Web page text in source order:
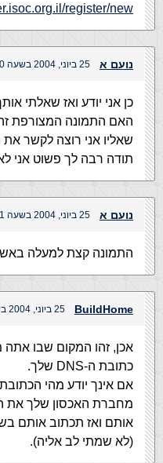
register/new
נועם א 25 ביוני, 2004 בשעה 1:50 pm
כן אני יודע ואז שאלתי
האם התמונה המצורפת
שאליו אני רוצה לקשר
תודה רבה לך פשוט אני
נועם א 25 ביוני, 2004 בשעה 1:51 pm
התמונה קצת למעלה
BuildHome 25 ביוני, 2004 בשעה 1:59 pm
אכן, זהו המקום שבו אתה
כתובת ה-DNS שלך.
אם אינך יודע מהי
מחברת האכסון שלך את
אותם ואז תכתוב אותם
(לא שמתי לב אליה).